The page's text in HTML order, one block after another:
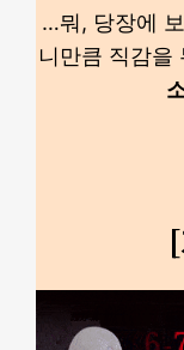
…뭐, 당장에
니만큼 직감을